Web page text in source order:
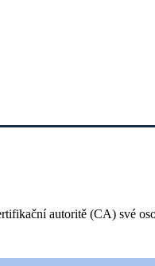
autoritě (CA) své